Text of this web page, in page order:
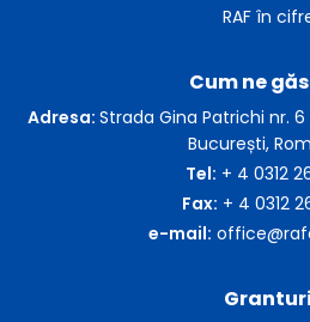
RAF în
Granturi
Cum ne
Adresa: Strada Gina Patrichi nr.
București,
Tel: + 4 0312
Fax: + 4 0312
e-mail: